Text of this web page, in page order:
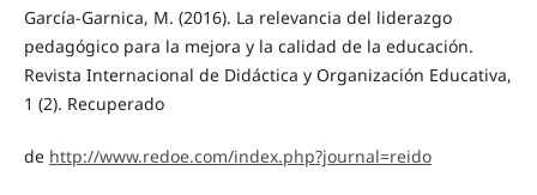
García-Garnica, M. (2016). La relevancia del liderazgo
pedagógico para la mejora y la calidad de la educación.
Revista Internacional de Didáctica y Organización Educativa,
1 (2). Recuperado
de http://www.redoe.com/index.php?journal=reido